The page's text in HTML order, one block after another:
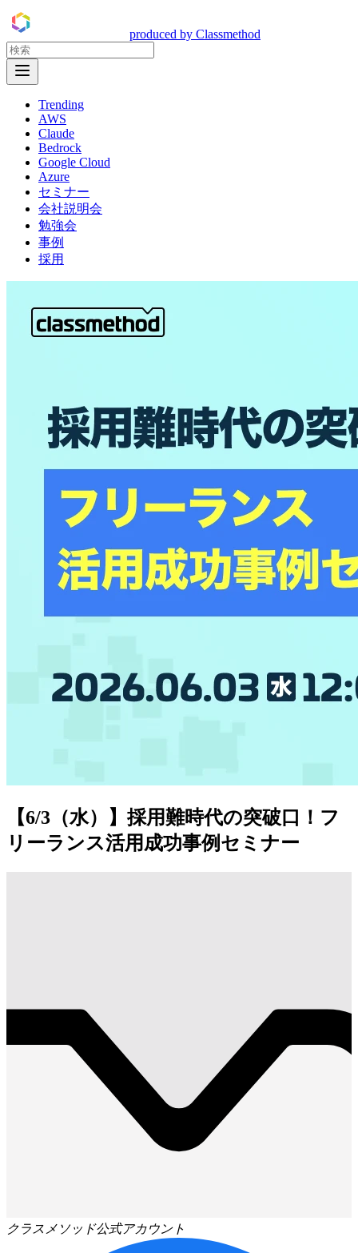
produced by Classmethod
Trending
AWS
Claude
Bedrock
Google Cloud
Azure
セミナー
会社説明会
勉強会
事例
採用
【6/3（水）】採用難時代の突破口！フ
リーランス活用成功事例セミナー
クラスメソッド公式アカウント